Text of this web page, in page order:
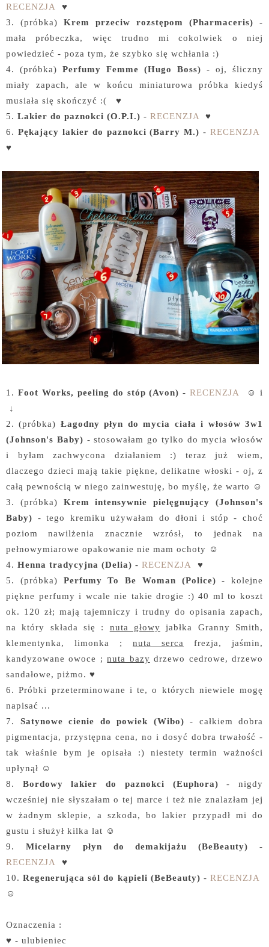
RECENZJA
♥
3. (próbka) Krem przeciw rozstępom (Pharmaceris) -
mała próbeczka, więc trudno mi cokolwiek o niej
powiedzieć - poza tym, że szybko się wchłania :)
4. (próbka) Perfumy Femme (Hugo Boss) - oj, śliczny
miały zapach, ale w końcu miniaturowa próbka kiedyś
musiała się skończyć :( ♥
5. Lakier do paznokci (O.P.I.) - RECENZJA
♥
6. Pękający lakier do paznokci (Barry M.) - RECENZJA
♥
1. Foot Works, peeling do stóp (Avon)-RECENZJA
☺ i
↓
2.(próbka) Łagodny płyn do mycia ciała i włosów 3w1
(Johnson's Baby) - stosowałam go tylko do mycia włosów
i byłam zachwycona działaniem :) teraz już wiem,
dlaczego dzieci mają takie piękne, delikatne włoski - oj, z
całą pewnością w niego zainwestuję, bo myślę, że warto ☺
3. (próbka) Krem intensywnie pielęgnujący (Johnson's
Baby) - tego kremiku używałam do dłoni i stóp - choć
poziom nawilżenia znacznie wzrósł, to jednak na
pełnowymiarowe opakowanie nie mam ochoty ☺
4. Henna tradycyjna (Delia) - RECENZJA
♥
5. (próbka) Perfumy To Be Woman (Police)- kolejne
piękne perfumy i wcale nie takie drogie :) 40 ml to koszt
ok. 120 zł; mają tajemniczy i trudny do opisania zapach,
na który składa się : nuta głowy jabłka Granny Smith,
klementynka, limonka ; nuta serca
frezja, jaśmin,
kandyzowane owoce ;nuta bazy drzewo cedrowe, drzewo
sandałowe, piżmo. ♥
6. Próbki przeterminowane i te, o których niewiele mogę
napisać ...
7. Satynowe cienie do powiek (Wibo) - całkiem dobra
pigmentacja, przystępna cena, no i dosyć dobra trwałość -
tak właśnie bym je opisała :) niestety termin ważności
upłynął ☺
8. Bordowy lakier do paznokci (Euphora) - nigdy
wcześniej nie słyszałam o tej marce i też nie znalazłam jej
w żadnym sklepie, a szkoda, bo lakier przypadł mi do
gustu i służył kilka lat ☺
9. Micelarny płyn do demakijażu (BeBeauty) -
RECENZJA
♥
10.Regenerująca sól do kąpieli (BeBeauty) -RECENZJA
☺
Oznaczenia :
♥ - ulubieniec